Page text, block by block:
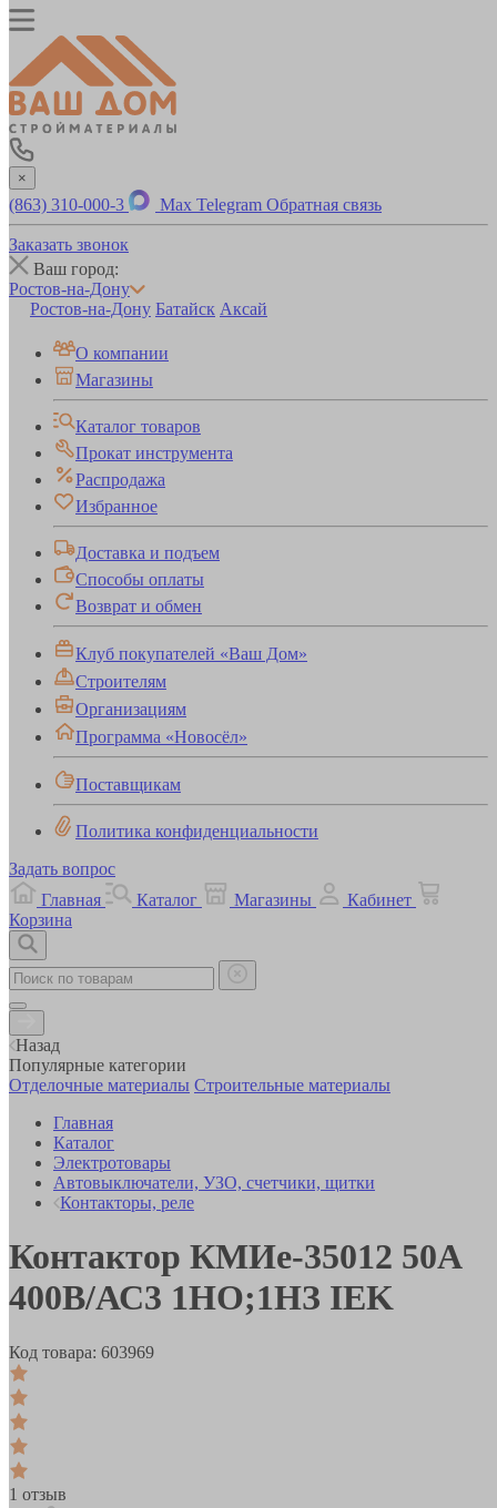
×
(863) 310-000-3 Max Telegram Обратная связь
Заказать звонок
Ваш город:
Ростов-на-Дону
Ростов-на-Дону Батайск Аксай
О компании
Магазины
Каталог товаров
Прокат инструмента
Распродажа
Избранное
Доставка и подъем
Способы оплаты
Возврат и обмен
Клуб покупателей «Ваш Дом»
Строителям
Организациям
Программа «Новосёл»
Поставщикам
Политика конфиденциальности
Задать вопрос
Главная
Каталог Магазины
Кабинет
Корзина
Назад
Популярные категории
Отделочные материалы Строительные материалы
Главная
Каталог
Электротовары
Автовыключатели, УЗО, счетчики, щитки
Контакторы, реле
Контактор КМИе-35012 50А
400В/АС3 1НО;1НЗ IEK
Код товара: 603969
1 отзыв